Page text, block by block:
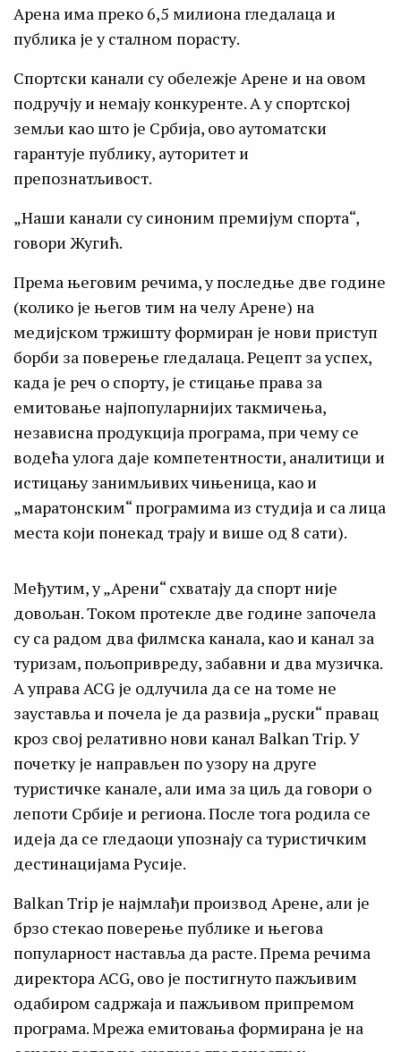
Арена има преко 6,5 милиона гледалаца и
публика је у сталном порасту.
Спортски канали су обележје Арене и на овом
подручју и немају конкуренте. А у спортској
земљи као што је Србија, ово аутоматски
гарантује публику, ауторитет и
препознатљивост.
„Наши канали су синоним премијум спорта“,
говори Жугић.
Према његовим речима, у последње две године
(колико је његов тим на челу Арене) на
медијском тржишту формиран је нови приступ
борби за поверење гледалаца. Рецепт за успех,
када је реч о спорту, је стицање права за
емитовање најпопуларнијих такмичења,
независна продукција програма, при чему се
водећа улога даје компетентности, аналитици и
истицању занимљивих чињеница, као и
„маратонским“ програмима из студија и са лица
места који понекад трају и више од 8 сати).
Међутим, у „Арени“ схватају да спорт није
довољан. Током протекле две године започела
су са радом два филмска канала, као и канал за
туризам, пољопривреду, забавни и два музичка.
А управа ACG је одлучила да се на томе не
зауставља и почела је да развија „руски“ правац
кроз свој релативно нови канал Balkan Trip. У
почетку је направљен по узору на друге
туристичке канале, али има за циљ да говори о
лепоти Србије и региона. После тога родила се
идеја да се гледаоци упознају са туристичким
дестинацијама Русије.
Balkan Trip је најмлађи производ Арене, али је
брзо стекао поверење публике и његова
популарност наставља да расте. Према речима
директора ACG, ово је постигнуто пажљивим
одабиром садржаја и пажљивом припремом
програма. Мрежа емитовања формирана је на